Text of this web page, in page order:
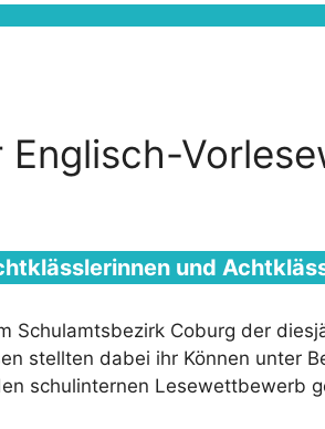
Englisch-
und
Schulamtsbezirk Coburg der
stellten dabei ihr Können unter
schulinternen Lesewettbewerb